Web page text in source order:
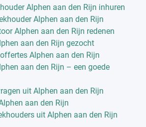
Alphen aan den Rijn inhuren
Alphen aan den Rijn
Alphen aan den Rijn redenen
aan den Rijn gezocht
Alphen aan den Rijn
aan den Rijn – een goede
uit Alphen aan den Rijn
aan den Rijn
uit Alphen aan den Rijn